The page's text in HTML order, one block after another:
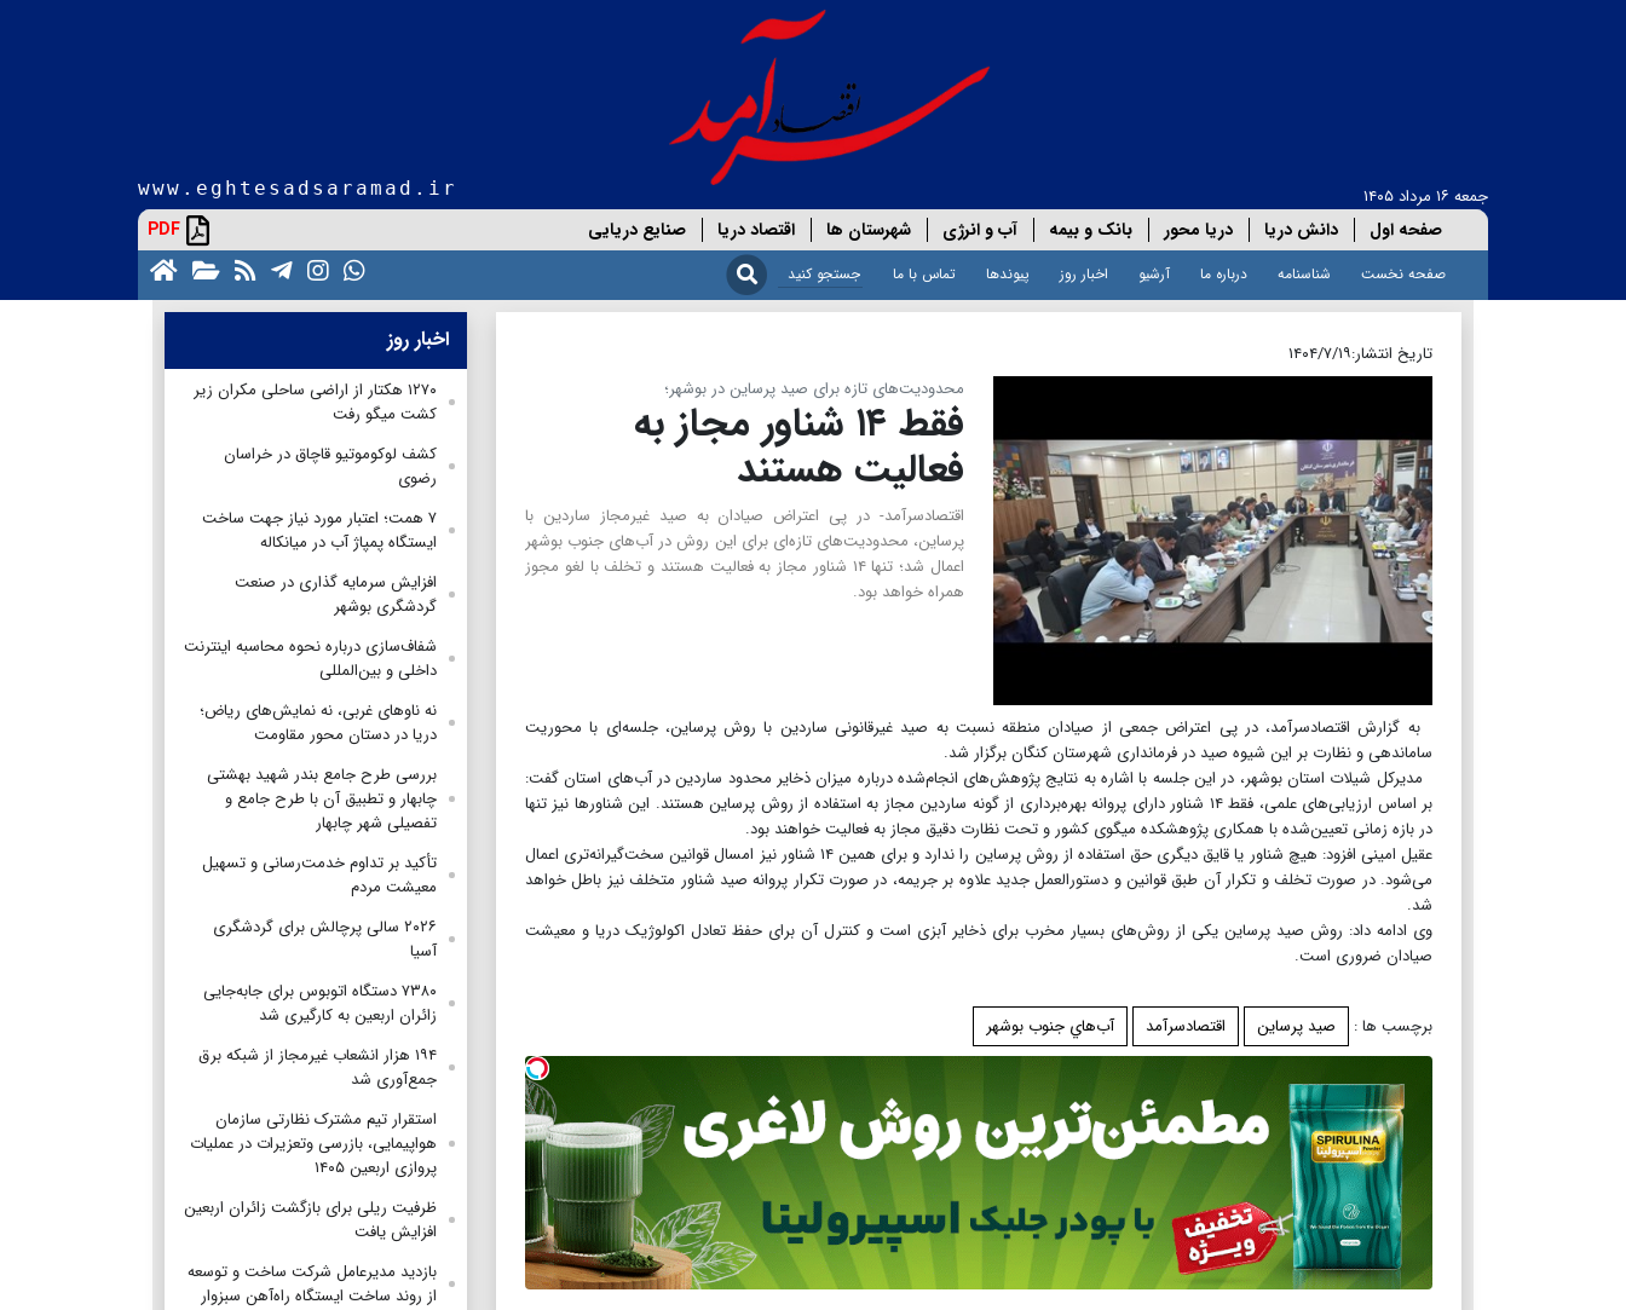
جمعه ۱۶ مرداد ۱۴۰۵ www.eghtesadsaramad.ir
صفحه اول دانش دریا دریا محور بانک و بیمه آب و انرژی شهرستان ها اقتصاد دریا صنایع دریایی PDF
صفحه نخست شناسنامه درباره ما آرشیو اخبار روز پیوندها تماس با ما
تاریخ انتشار:۱۴۰۴/۷/۱۹
محدودیت‌های تازه برای صید پرساین در بوشهر؛
فقط ۱۴ شناور مجاز به
فعالیت هستند
اقتصادسرآمد- در پی اعتراض صیادان به صید غیرمجاز ساردین با
پرساین، محدودیت‌های تازه‌ای برای این روش در آب‌های جنوب بوشهر
اعمال شد؛ تنها ۱۴ شناور مجاز به فعالیت هستند و تخلف با لغو مجوز
همراه خواهد بود.
به گزارش اقتصادسرآمد، در پی اعتراض جمعی از صیادان منطقه نسبت به صید غیرقانونی ساردین با روش پرساین، جلسه‌ای با محوریت
ساماندهی و نظارت بر این شیوه صید در فرمانداری شهرستان کنگان برگزار شد.
مدیرکل شیلات استان بوشهر، در این جلسه با اشاره به نتایج پژوهش‌های انجام‌شده درباره میزان ذخایر محدود ساردین در آب‌های استان گفت:
بر اساس ارزیابی‌های علمی، فقط ۱۴ شناور دارای پروانه بهره‌برداری از گونه ساردین مجاز به استفاده از روش پرساین هستند. این شناورها نیز تنها
در بازه زمانی تعیین‌شده با همکاری پژوهشکده میگوی کشور و تحت نظارت دقیق مجاز به فعالیت خواهند بود.
عقیل امینی افزود: هیچ شناور یا قایق دیگری حق استفاده از روش پرساین را ندارد و برای همین ۱۴ شناور نیز امسال قوانین سخت‌گیرانه‌تری اعمال
می‌شود. در صورت تخلف و تکرار آن طبق قوانین و دستورالعمل جدید علاوه بر جریمه، در صورت تکرار پروانه صید شناور متخلف نیز باطل خواهد
شد.
وی ادامه داد: روش صید پرساین یکی از روش‌های بسیار مخرب برای ذخایر آبزی است و کنترل آن برای حفظ تعادل اکولوژیک دریا و معیشت
صیادان ضروری است.
برچسب ها : صيد پرساين اقتصادسرآمد آب‌هاي جنوب بوشهر
اخبار روز
۱۲۷۰ هکتار از اراضی ساحلی مکران زیر
کشت میگو رفت
کشف لوکوموتیو قاچاق در خراسان
رضوی
۷ همت؛ اعتبار مورد نیاز جهت ساخت
ایستگاه پمپاژ آب در میانکاله
افزایش سرمایه گذاری در صنعت
گردشگری بوشهر
شفاف‌سازی درباره نحوه محاسبه اینترنت
داخلی و بین‌المللی
نه ناوهای غربی، نه نمایش‌های ریاض؛
دریا در دستان محور مقاومت
بررسی طرح جامع بندر شهید بهشتی
چابهار و تطبیق آن با طرح جامع و
تفصیلی شهر چابهار
تأکید بر تداوم خدمت‌رسانی و تسهیل
معیشت مردم
۲۰۲۶ سالی پرچالش برای گردشگری
آسیا
۷۳۸۰ دستگاه اتوبوس برای جابه‌جایی
زائران اربعین به‌ کارگیری شد
۱۹۴ هزار انشعاب غیرمجاز از شبکه برق
جمع‌آوری شد
استقرار تیم مشترک نظارتی سازمان
هواپیمایی، بازرسی وتعزیرات در عملیات
پروازی اربعین ۱۴۰۵
ظرفیت ریلی برای بازگشت زائران اربعین
افزایش یافت
بازدید مدیرعامل شرکت ساخت و توسعه
از روند ساخت ایستگاه راه‌آهن سبزوار